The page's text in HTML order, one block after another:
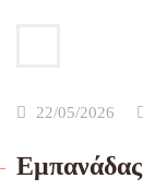
22/05/2026